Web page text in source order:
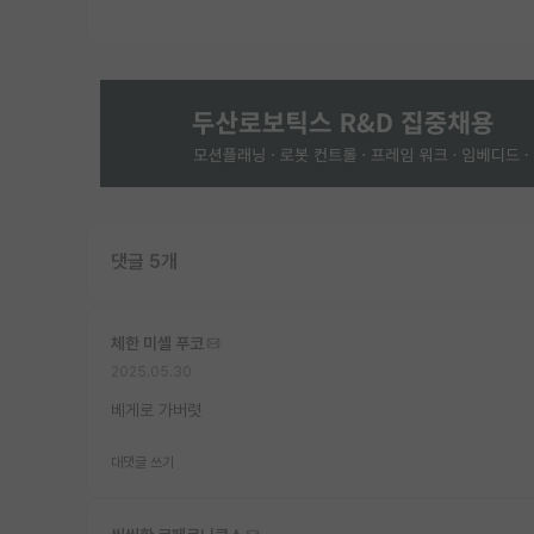
댓글 5개
체한 미셸 푸코
베게로 가버렷
대댓글 쓰기